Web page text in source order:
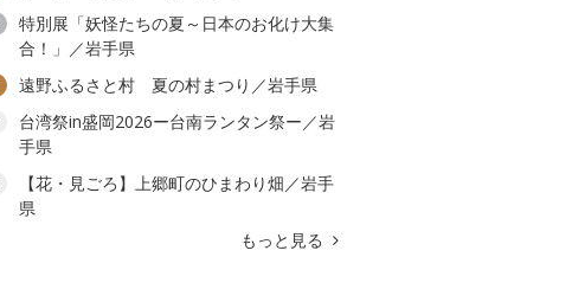
特別展「妖怪たちの夏～日本のお化け大集
合！」／岩手県
遠野ふるさと村 夏の村まつり／岩手県
台湾祭in盛岡2026ー台南ランタン祭ー／岩
手県
【花・見ごろ】上郷町のひまわり畑／岩手
県
もっと見る